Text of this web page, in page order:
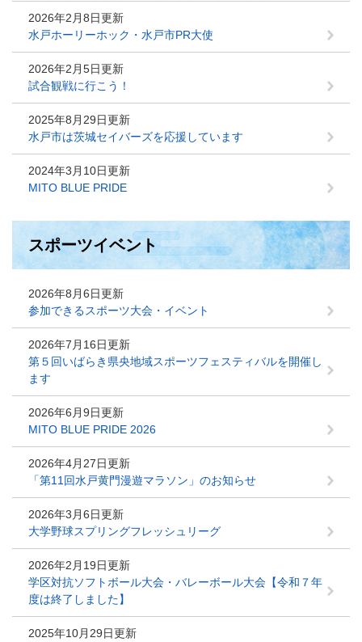
2026年2月8日更新
水戸ホーリーホック・水戸市PR大使
2026年2月5日更新
試合観戦に行こう！
2025年8月29日更新
水戸市は茨城セイバーズを応援しています
2024年3月10日更新
MITO BLUE PRIDE
スポーツイベント
2026年8月6日更新
参加できるスポーツ大会・イベント
2026年7月16日更新
第５回いばらき県央地域スポーツフェスティバルを開催し
ます
2026年6月9日更新
MITO BLUE PRIDE 2026
2026年4月27日更新
「第11回水戸黄門漫遊マラソン」のお知らせ
2026年3月6日更新
大学野球スプリングフレッシュリーグ
2026年2月19日更新
学区対抗ソフトボール大会・バレーボール大会【令和７年
度は終了しました】
2025年10月29日更新